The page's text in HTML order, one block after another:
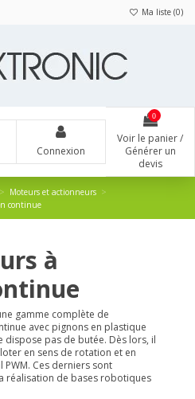
Ma liste (0)
Connexion
0
Voir le panier /
Générer un
devis
Moteurs et actionneurs
continue
à
gamme complète de
avec pignons en plastique
dispose pas de butée. Dès lors, il
en sens de rotation et en
Ces derniers sont
réalisation de bases robotiques